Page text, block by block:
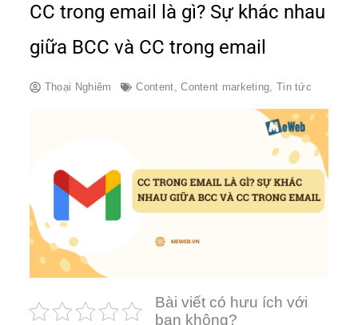
CC trong email là gì? Sự khác nhau
giữa BCC và CC trong email
Thoại Nghiêm Content,Content marketing, Tin tức
Bài viết có hưu ích với
bạn không?